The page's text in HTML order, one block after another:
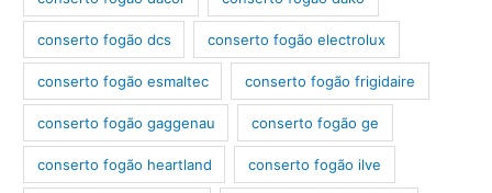
conserto fogão dcs conserto fogão electrolux
conserto fogão esmaltec conserto fogão frigidaire
conserto fogão gaggenau conserto fogão ge
conserto fogão heartland conserto fogão ilve